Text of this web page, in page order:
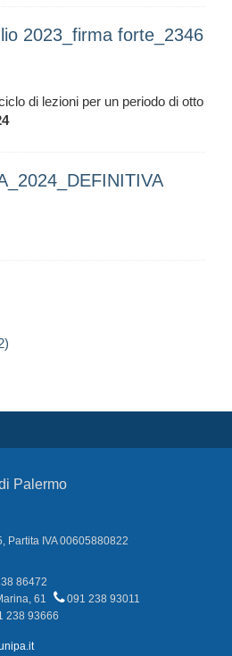
2023_firma forte_2346
di lezioni per un periodo di otto
Palermo
Partita IVA 00605880822
86472
61
091 238 93011
238 93666